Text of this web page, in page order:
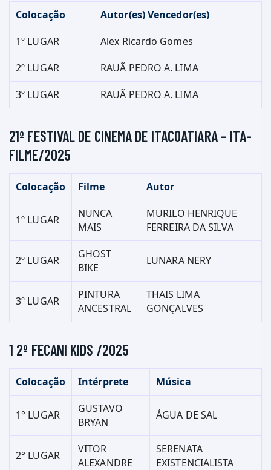
Colocação
Autor(es) Vencedor(es)
1º LUGAR
Alex Ricardo Gomes
2º LUGAR
RAUÃ PEDRO A. LIMA
3º LUGAR
RAUÃ PEDRO A. LIMA
21º FESTIVAL DE CINEMA DE ITACOATIARA – ITA-
FILME/2025
Colocação Filme Autor
1º LUGAR
NUNCA
MAIS
MURILO HENRIQUE
FERREIRA DA SILVA
2º LUGAR
GHOST
BIKE
LUNARA NERY
3º LUGAR
PINTURA
ANCESTRAL
THAIS LIMA
GONÇALVES
1 2º FECANI KIDS /2025
Colocação Intérprete Música
1° LUGAR
GUSTAVO
BRYAN
ÁGUA DE SAL
2° LUGAR
VITOR
ALEXANDRE
SERENATA
EXISTENCIALISTA